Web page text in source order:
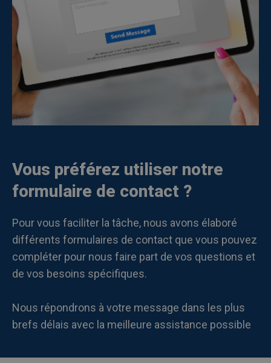
Vous préférez utiliser notre
formulaire de contact ?
Pour vous faciliter la tâche, nous avons élaboré
différents formulaires de contact que vous pouvez
compléter pour nous faire part de vos questions et
de vos besoins spécifiques.
Nous répondrons à votre message dans les plus
brefs délais avec la meilleure assistance possible